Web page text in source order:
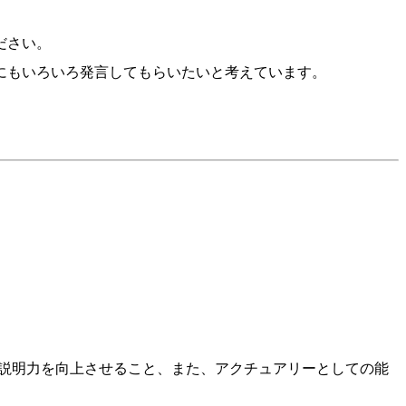
い。
いろいろ発言してもらいたいと考えています。
明力を向上させること、また、アクチュアリーとしての能